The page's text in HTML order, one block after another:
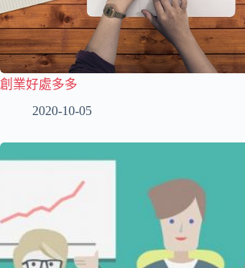
創業好處多多
2020-10-05